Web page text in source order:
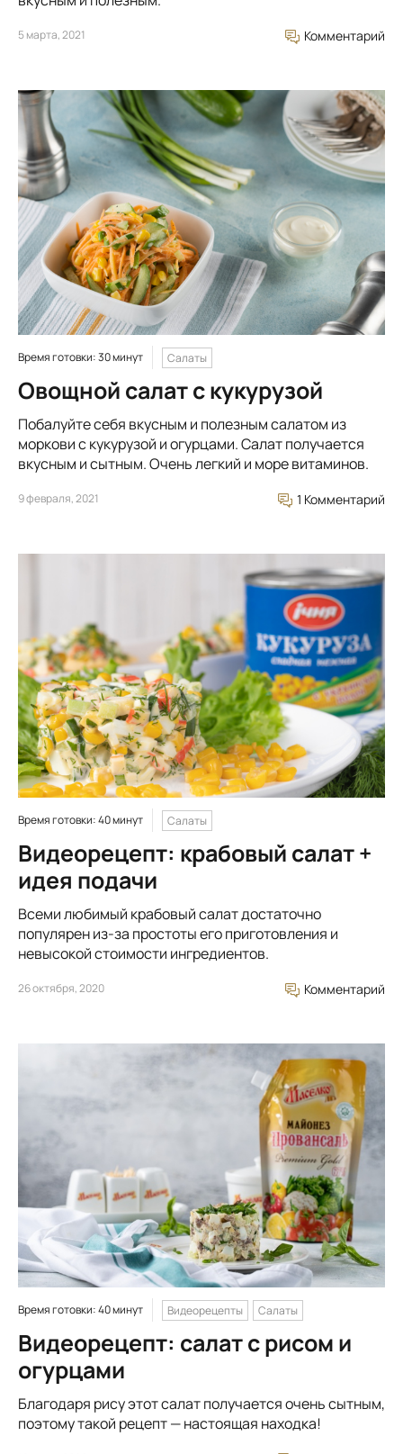
5 марта, 2021 Комментарий
Время готовки: 30 минут Салаты
Овощной салат с кукурузой
Побалуйте себя вкусным и полезным салатом из
моркови с кукурузой и огурцами. Салат получается
вкусным и сытным. Очень легкий и море витаминов.
9 февраля, 2021 1 Комментарий
Время готовки: 40 минут Салаты
Видеорецепт: крабовый салат +
идея подачи
Всеми любимый крабовый салат достаточно
популярен из-за простоты его приготовления и
невысокой стоимости ингредиентов.
26 октября, 2020 Комментарий
Время готовки: 40 минут Видеорецепты Салаты
Видеорецепт: салат с рисом и
огурцами
Благодаря рису этот салат получается очень сытным,
поэтому такой рецепт — настоящая находка!